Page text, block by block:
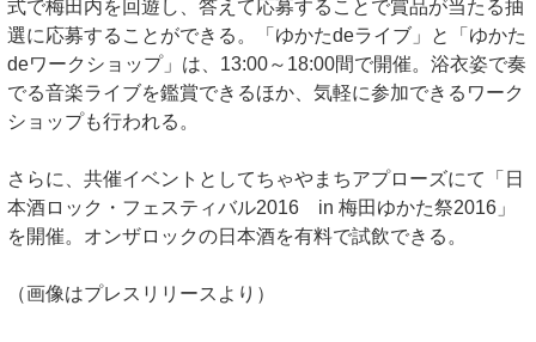
式で梅田内を回遊し、答えて応募することで賞品が当たる抽
選に応募することができる。「ゆかたdeライブ」と「ゆかた
deワークショップ」は、13:00～18:00間で開催。浴衣姿で奏
でる音楽ライブを鑑賞できるほか、気軽に参加できるワーク
ショップも行われる。
さらに、共催イベントとしてちゃやまちアプローズにて「日
本酒ロック・フェスティバル2016 in 梅田ゆかた祭2016」
を開催。オンザロックの日本酒を有料で試飲できる。
（画像はプレスリリースより）